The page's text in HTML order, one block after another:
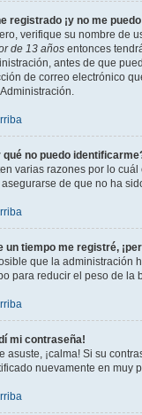
registrado ¡y no me
verifique su nombre de
de 13 años entonces
antes de que
de correo electrónico
qué no puedo
varias razones por lo
de que no ha
un tiempo me registré,
que la administración
para reducir el peso de la
mi contraseña!
asuste, ¡calma! Si su
nuevamente en muy